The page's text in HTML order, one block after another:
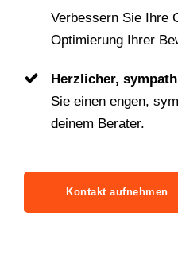
Verbessern Sie Ihre
Optimierung Ihrer
Herzlicher,
Sie einen engen,
deinem Berater.
Kontakt aufnehmen